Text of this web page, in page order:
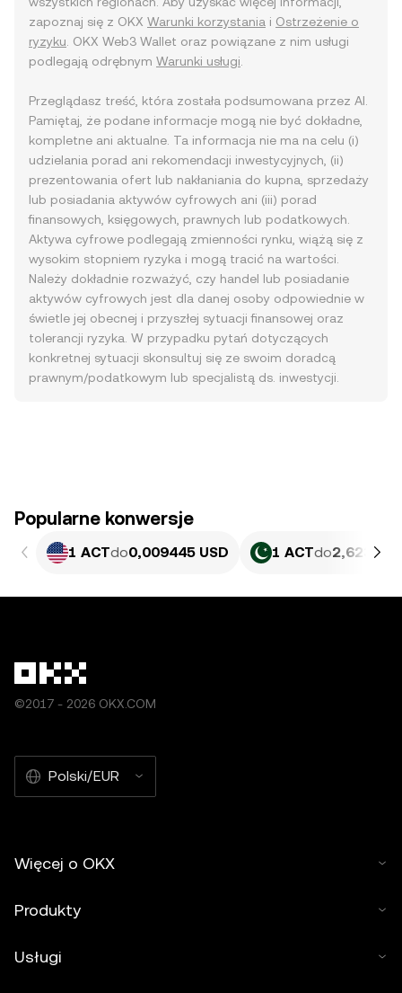
zapoznaj się z OKX Warunki korzystania i Ostrzeżenie o
ryzyku . OKX Web3 Wallet oraz powiązane z nim usługi
podlegają odrębnym Warunki usługi
Przeglądasz treść, która została podsumowana przez AI.
Pamiętaj, że podane informacje mogą nie być dokładne,
kompletne ani aktualne. Ta informacja nie ma na celu (i)
udzielania porad ani rekomendacji inwestycyjnych, (ii)
prezentowania ofert lub nakłaniania do kupna, sprzedaży
lub posiadania aktywów cyfrowych ani (iii) porad
finansowych, księgowych, prawnych lub podatkowych.
Aktywa cyfrowe podlegają zmienności rynku, wiążą się z
wysokim stopniem ryzyka i mogą tracić na wartości.
Należy dokładnie rozważyć, czy handel lub posiadanie
aktywów cyfrowych jest dla danej osoby odpowiednie w
świetle jej obecnej i przyszłej sytuacji finansowej oraz
tolerancji ryzyka. W przypadku pytań dotyczących
konkretnej sytuacji skonsultuj się ze swoim doradcą
prawnym/podatkowym lub specjalistą ds. inwestycji.
Popularne konwersje
1 ACTdo0,009445 USD 1 ACTdo2,623
©2017 - 2026 OKX.COM
Polski/EUR
Więcej o OKX
Produkty
Usługi